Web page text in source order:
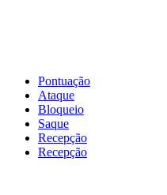
Pontuação
Ataque
Bloqueio
Saque
Recepção
Recepção